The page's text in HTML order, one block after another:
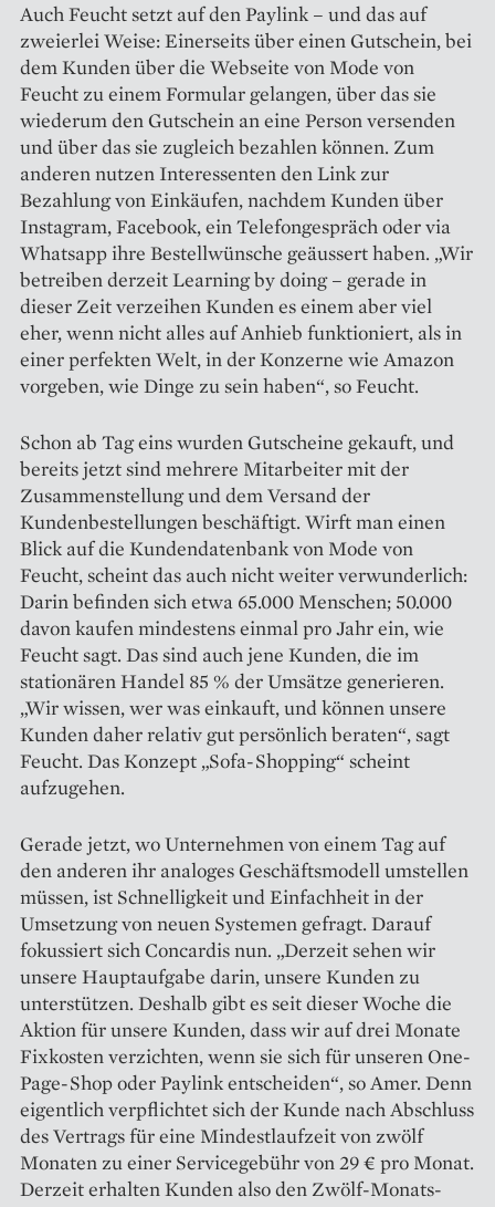
Auch Feucht setzt auf den Paylink – und das auf
zweierlei Weise: Einerseits über einen Gutschein, bei
dem Kunden über die Webseite von Mode von
Feucht zu einem Formular gelangen, über das sie
wiederum den Gutschein an eine Person versenden
und über das sie zugleich bezahlen können. Zum
anderen nutzen Inte­ressenten den Link zur
Bezahlung von Einkäufen, nachdem Kunden über
Instagram, Facebook, ein Telefongespräch oder via
Whatsapp ihre Bestellwünsche geäussert haben. „Wir
betreiben derzeit Learning by doing – gerade in
dieser Zeit verzeihen Kunden es einem aber viel
eher, wenn nicht alles auf Anhieb funktioniert, als in
einer perfekten Welt, in der Konzerne wie Amazon
vorgeben, wie Dinge zu sein haben“, so Feucht.
Schon ab Tag eins wurden Gutscheine gekauft, und
bereits jetzt sind mehrere Mitarbeiter mit der
Zusammenstellung und dem Versand der
Kundenbestellungen beschäftigt. Wirft man einen
Blick auf die Kundendatenbank von Mode von
Feucht, scheint das auch nicht weiter verwunderlich:
Darin befinden sich etwa 65.000 Menschen; 50.000
davon kaufen mindestens einmal pro Jahr ein, wie
Feucht sagt. Das sind auch jene Kunden, die im
stationären Handel 85 % der Umsätze generieren.
„Wir wissen, wer was einkauft, und können unsere
Kunden daher relativ gut persönlich beraten“, sagt
Feucht. Das Konzept „Sofa-Shopping“ scheint
aufzugehen.
Gerade jetzt, wo Unter­nehmen von einem Tag auf
den anderen ihr analoges Geschäftsmodell umstellen
müssen, ist Schnelligkeit und Einfachheit in der
Umsetzung von neuen Systemen gefragt. Da­rauf
fokussiert sich Concardis nun. „Derzeit sehen wir
unsere Hauptaufgabe darin, unsere Kunden zu
unterstützen. Deshalb gibt es seit dieser Woche die
Aktion für unsere Kunden, dass wir auf drei Monate
Fixkosten verzichten, wenn sie sich für unseren One-
Page-Shop oder Paylink entscheiden“, so Amer. Denn
eigentlich verpflichtet sich der Kunde nach Abschluss
des Vertrags für eine Mindestlaufzeit von zwölf
Monaten zu einer Servicegebühr von 29 € pro Monat.
Derzeit erhalten Kunden also den Zwölf-Monats-